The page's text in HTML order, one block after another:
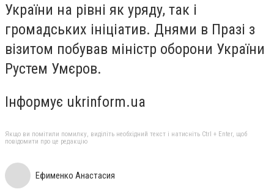
України на рівні як уряду, так і
громадських ініціатив. Днями в Празі з
візитом побував міністр оборони України
Рустем Умєров.
Інформує ukrinform.ua
Якщо ви помітили помилку, виділіть необхідний текст і натисніть Ctrl + Enter, щоб
повідомити про це редакцію
Ефименко Анастасия